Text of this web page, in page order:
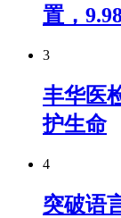
置，
3
丰华医
护生命
4
突破语